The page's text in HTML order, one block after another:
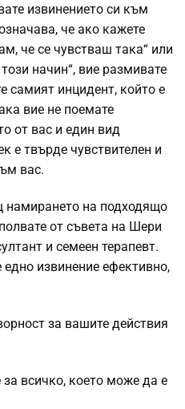
извинението си към
че ако кажете
че се чувстваш така“ или
начин“, вие размивате
самият инцидент, който е
вие не поемате
от вас и един вид
е твърде чувствителен и
вас.
на подходящо
от съвета на Шери
и семеен терапевт.
извинение ефективно,
за вашите действия
всичко, което може да е